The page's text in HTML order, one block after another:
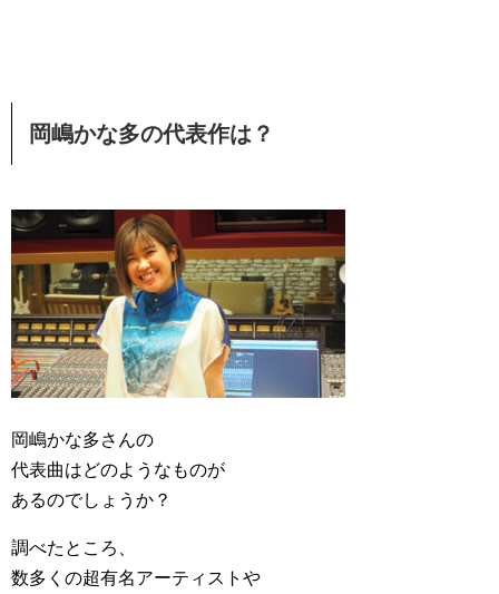
岡嶋かな多の代表作は？
岡嶋かな多さんの
代表曲はどのようなものが
あるのでしょうか？
調べたところ、
数多くの超有名アーティストや